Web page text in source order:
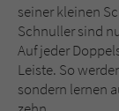
seiner kleinen
Schnuller sind
Auf jeder
Leiste. So
sondern lernen
Zweck
Name